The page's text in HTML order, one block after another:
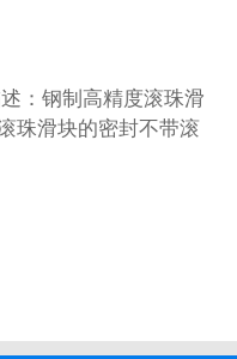
：钢制高精度滚珠滑
珠滑块的密封不带滚